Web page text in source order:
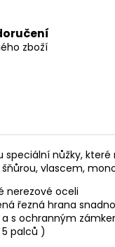
zboží
speciální nůžky,
vlascem,
nerezové oceli
řezná hrana
a s ochranným
5 palců )